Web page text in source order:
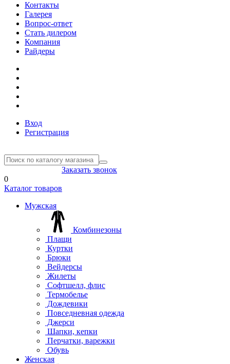
Контакты
Галерея
Вопрос-ответ
Стать дилером
Компания
Райдеры
Вход
Регистрация
Заказать звонок
0
Каталог товаров
Мужская
Комбинезоны
Плащи
Куртки
Брюки
Вейдерсы
Жилеты
Софтшелл, флис
Термобелье
Дождевики
Повседневная одежда
Джерси
Шапки, кепки
Перчатки, варежки
Обувь
Женская